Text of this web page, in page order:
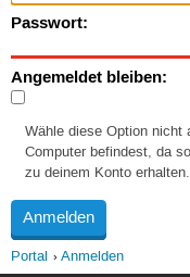
Passwort:
Angemeldet bleiben:
Wähle diese Option nicht
Computer befindest, da
zu deinem Konto erhalten.
Portal Anmelden